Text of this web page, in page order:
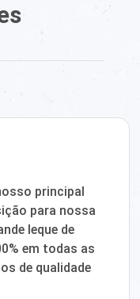
principal
para nossa
leque de
em todas as
de qualidade